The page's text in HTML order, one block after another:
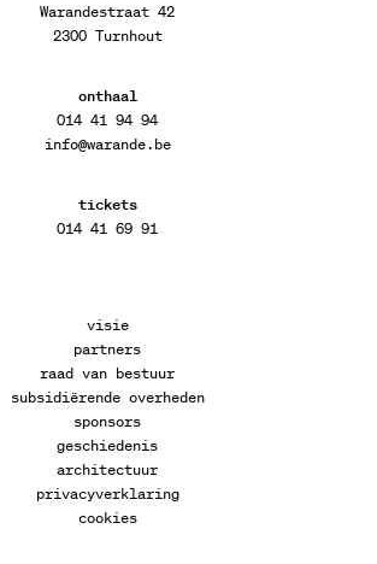
Warandestraat 42
2300 Turnhout
onthaal
014 41 94 94
info@warande.be
tickets
014 41 69 91
visie
partners
raad van bestuur
subsidiërende overheden
sponsors
geschiedenis
architectuur
privacyverklaring
cookies